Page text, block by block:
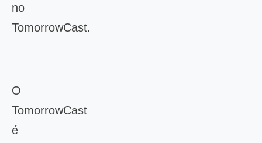
no
TomorrowCast.
O
TomorrowCast
é